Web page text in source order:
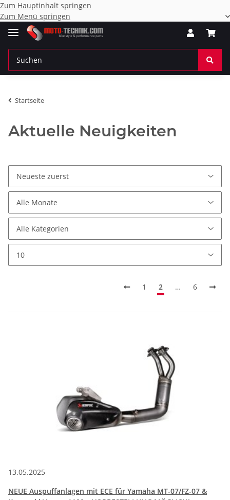
Zum Hauptinhalt springen
Zum Menü springen
Startseite
Aktuelle Neuigkeiten
1 2 … 6
13.05.2025
NEUE Auspuffanlagen mit ECE für Yamaha MT-07/FZ-07 &